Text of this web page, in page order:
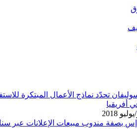
تحدّد نماذج الأعمال المبتكرة
أفريقيا
إس بصفة مندوب مبيعات الإعلانات